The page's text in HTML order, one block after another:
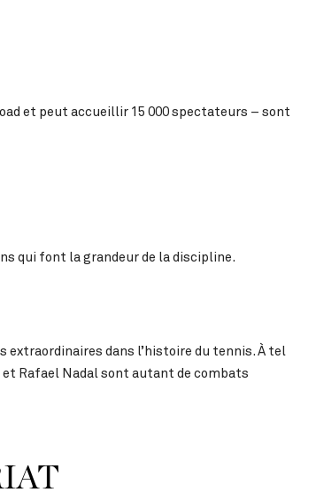
et peut accueillir 15 000 spectateurs – sont
qui font la grandeur de la discipline.
dans l’histoire du tennis. À tel
et Rafael Nadal sont autant de combats